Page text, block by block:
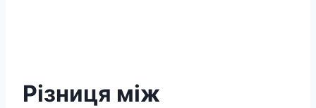
Різниця між